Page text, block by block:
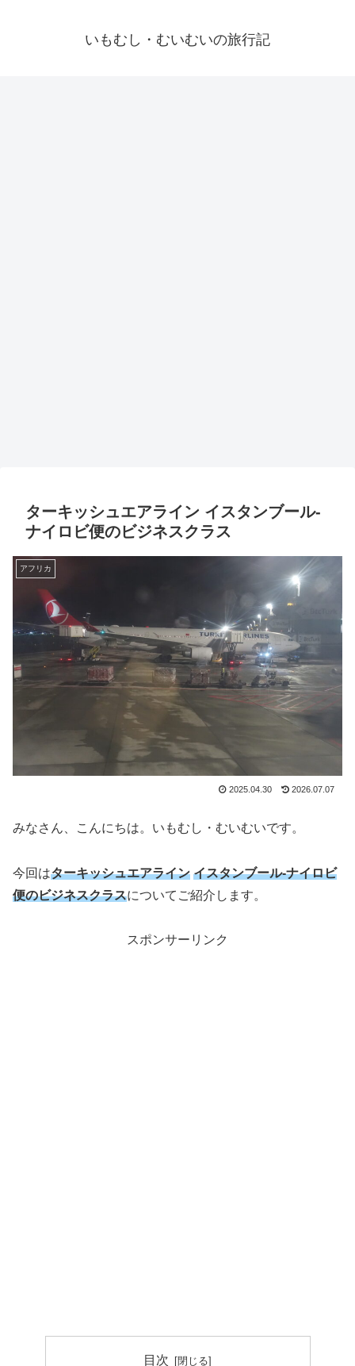
いもむし・むいむいの旅行記
ターキッシュエアライン イスタンブール-
ナイロビ便のビジネスクラス
アフリカ
2025.04.30 2026.07.07
みなさん、こんにちは。いもむし・むいむいです。
今回はターキッシュエアライン イスタンブール-ナイロビ
便のビジネスクラスについてご紹介します。
スポンサーリンク
目次